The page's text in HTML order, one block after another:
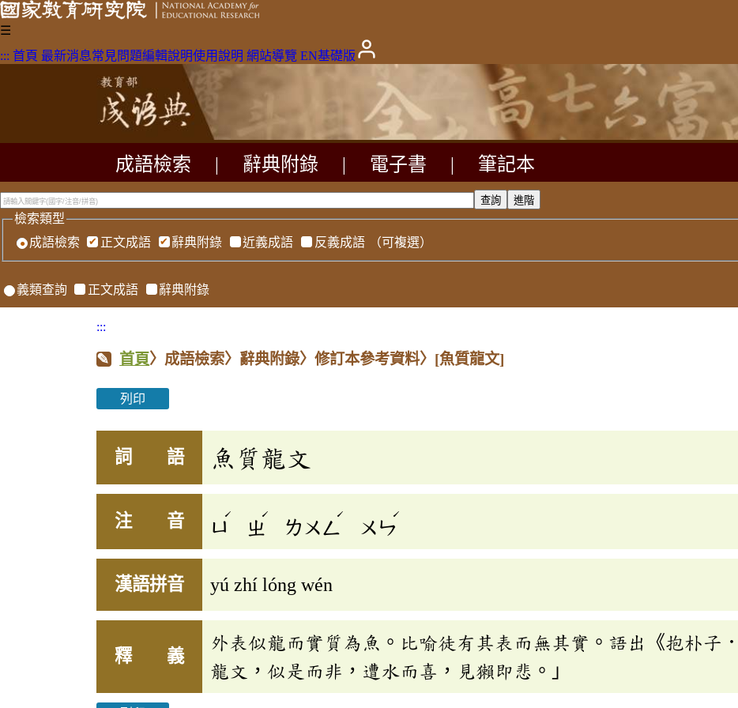
☰
::: 首頁 最新消息常見問題編輯說明使用說明 網站導覽 EN基礎版
成語檢索 辭典附錄 電子書 筆記本
檢索類型
成語檢索
正文成語 辭典附錄 近義成語 反義成語 （可複選）
義類查詢 正文成語 辭典附錄
:::
首頁〉成語檢索〉辭典附錄〉修訂本參考資料〉 [魚質龍文]
列印
詞 語 魚質龍文
注 音 ㄩ
ˊ
ㄓ
ˊ
ㄌㄨㄥ
ˊ
ㄨㄣ
ˊ
漢語拼音 yú zhí lóng wén
釋 義
外表似龍而實質為魚。比喻徒有其表而無其實。語出《抱朴子
龍文，似是而非，遭水而喜，見獺即悲。」